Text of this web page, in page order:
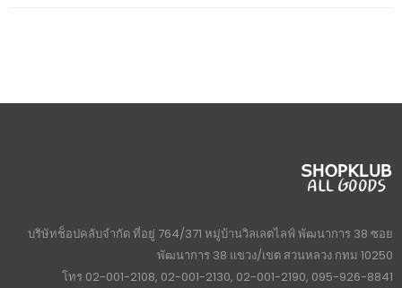
บริษัทช็อปคลับจำกัด ที่อยู่ 764/371 หมู่บ้านวิลเลตไลฟ์ พัฒนาการ 38 ซอย
พัฒนาการ 38 แขวง/เขต สวนหลวง กทม 10250
โทร 02-001-2108, 02-001-2130, 02-001-2190, 095-926-8841